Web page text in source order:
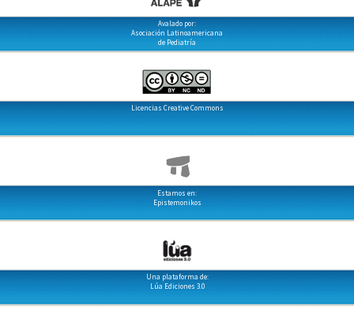
Avalado por:
Asociación Latinoamericana
de Pediatría
Licencias Creative Commons
Estamos en:
Epistemonikos
Una plataforma de:
Lúa Ediciones 3.0